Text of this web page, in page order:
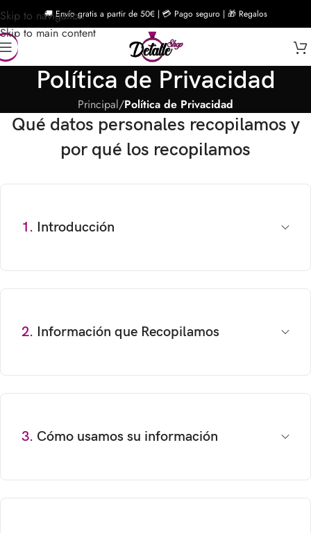
Skip to navigation
Skip to main content
🚚 Envío gratis a partir de 50€ | 💳 Pago seguro | 🎁 Regalos
Política de Privacidad
Principal/Política de Privacidad
Qué datos personales recopilamos y
por qué los recopilamos
1. Introducción
2. Información que Recopilamos
3. Cómo usamos su información